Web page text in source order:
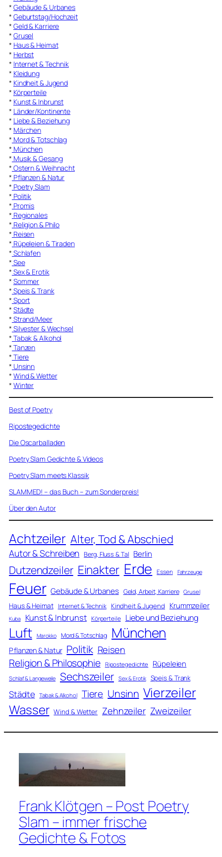
* Gebäude & Urbanes
* Geburtstag/Hochzeit
* Geld & Karriere
* Grusel
* Haus & Heimat
* Herbst
* Internet & Technik
* Kleidung
* Kindheit & Jugend
* Körperteile
* Kunst & Inbrunst
* Länder/Kontinente
* Liebe & Beziehung
* Märchen
* Mord & Totschlag
* München
* Musik & Gesang
* Ostern & Weihnacht
* Pflanzen & Natur
* Poetry Slam
* Politik
* Promis
* Regionales
* Religion & Philo
* Reisen
* Rüpeleien & Tiraden
* Schlafen
* See
* Sex & Erotik
* Sommer
* Speis & Trank
* Sport
* Städte
* Strand/Meer
* Silvester & Wechsel
* Tabak & Alkohol
* Tanzen
* Tiere
* Unsinn
* Wind & Wetter
* Winter
Best of Poetry
Ripostegedichte
Die Oscarballaden
Poetry Slam Gedichte & Videos
Poetry Slam meets Klassik
SLAMMED! – das Buch – zum Sonderpreis!
Über den Autor
Achtzeiler Alter, Tod & Abschied
Autor & Schreiben Berg, Fluss & Tal Berlin
Dutzendzeiler Einakter Erde Essen Fahrzeuge
Feuer Gebäude & Urbanes Geld, Arbeit, Karriere Grusel
Haus & Heimat Internet & Technik Kindheit & Jugend Krummzeiler
Kuba Kunst & Inbrunst Körperteile Liebe und Beziehung
Luft Marokko Mord & Totschlag München
Pflanzen & Natur Politik Reisen
Religion & Philosophie Ripostegedichte Rüpeleien
Schlaf & Langeweile Sechszeiler Sex & Erotik Speis & Trank
Städte Tabak & Alkohol Tiere Unsinn Vierzeiler
Wasser Wind & Wetter Zehnzeiler Zweizeiler
Frank Klötgen – Post Poetry
Slam – immer frische
Gedichte & Fotos